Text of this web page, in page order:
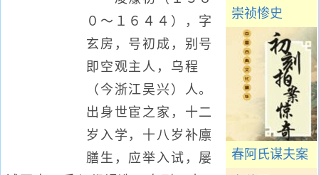
崇祯惨史
春阿氏谋夫案
０～１６４４），字
玄房，号初成，别号
即空观主人，乌程
（今浙江吴兴）人。
出身世宦之家，十二
岁入学，十八岁补廪
膳生，应举入试，屡